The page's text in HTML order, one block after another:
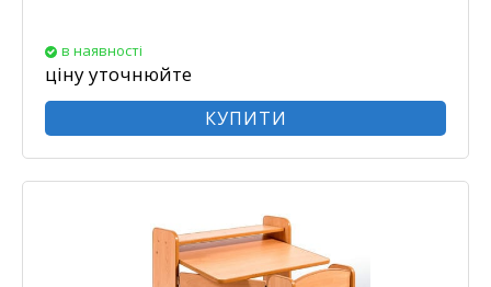
в наявності
ціну уточнюйте
КУПИТИ